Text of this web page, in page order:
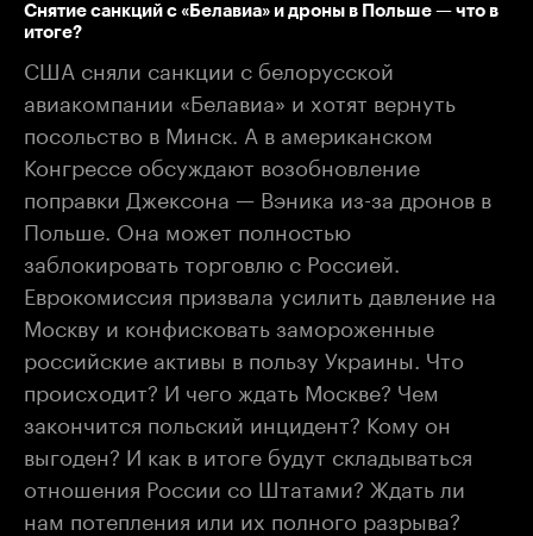
Снятие санкций с «Белавиа» и дроны в Польше — что в
итоге?
США сняли санкции с белорусской
авиакомпании «Белавиа» и хотят вернуть
посольство в Минск. А в американском
Конгрессе обсуждают возобновление
поправки Джексона — Вэника из-за дронов в
Польше. Она может полностью
заблокировать торговлю с Россией.
Еврокомиссия призвала усилить давление на
Москву и конфисковать замороженные
российские активы в пользу Украины. Что
происходит? И чего ждать Москве? Чем
закончится польский инцидент? Кому он
выгоден? И как в итоге будут складываться
отношения России со Штатами? Ждать ли
нам потепления или их полного разрыва?